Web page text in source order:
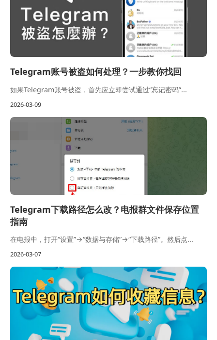
Telegram账号被盗如何处理？一步教你找回
如果Telegram账号被盗，首先应立即尝试通过“忘记密码”...
2026-03-09
Telegram下载路径怎么改？电报群文件保存位置
指南
在电报中，打开“设置”→“数据与存储”→“下载路径”。然后点...
2026-03-07